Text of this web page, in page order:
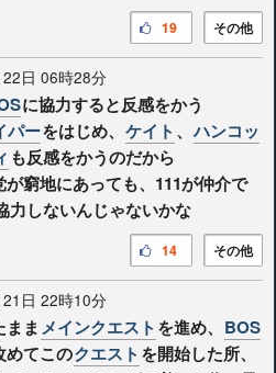
その他
19
日 06時28分
に協力すると反感をかう
パーをはじめ、 ケイト 、 ハンコッ
も反感をかうのだから
が窮地にあっても、111が仲介で
力しないんじゃないかな
その他
14
日 22時10分
ままメインクエスト を進め、 BOS
めてこのクエスト を開始した所、